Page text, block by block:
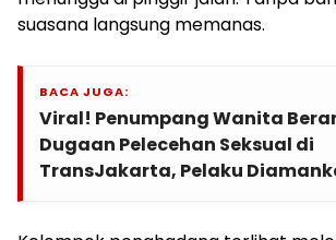
suasana langsung memanas.
BACA JUGA:
Viral! Penumpang Wanita
Dugaan Pelecehan Seksual di
TransJakarta, Pelaku